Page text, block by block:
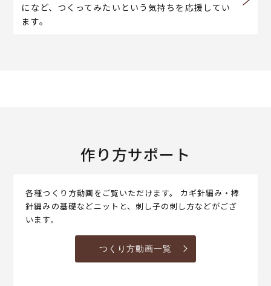
になど、つくってみたいという気持ちを応援してい
ます。
作り方サポート
各種つくり方動画をご覧いただけます。 カギ針編み・棒
針編みの基礎などニットと、刺し子の刺し方などがござ
います。
つくり方動画一覧